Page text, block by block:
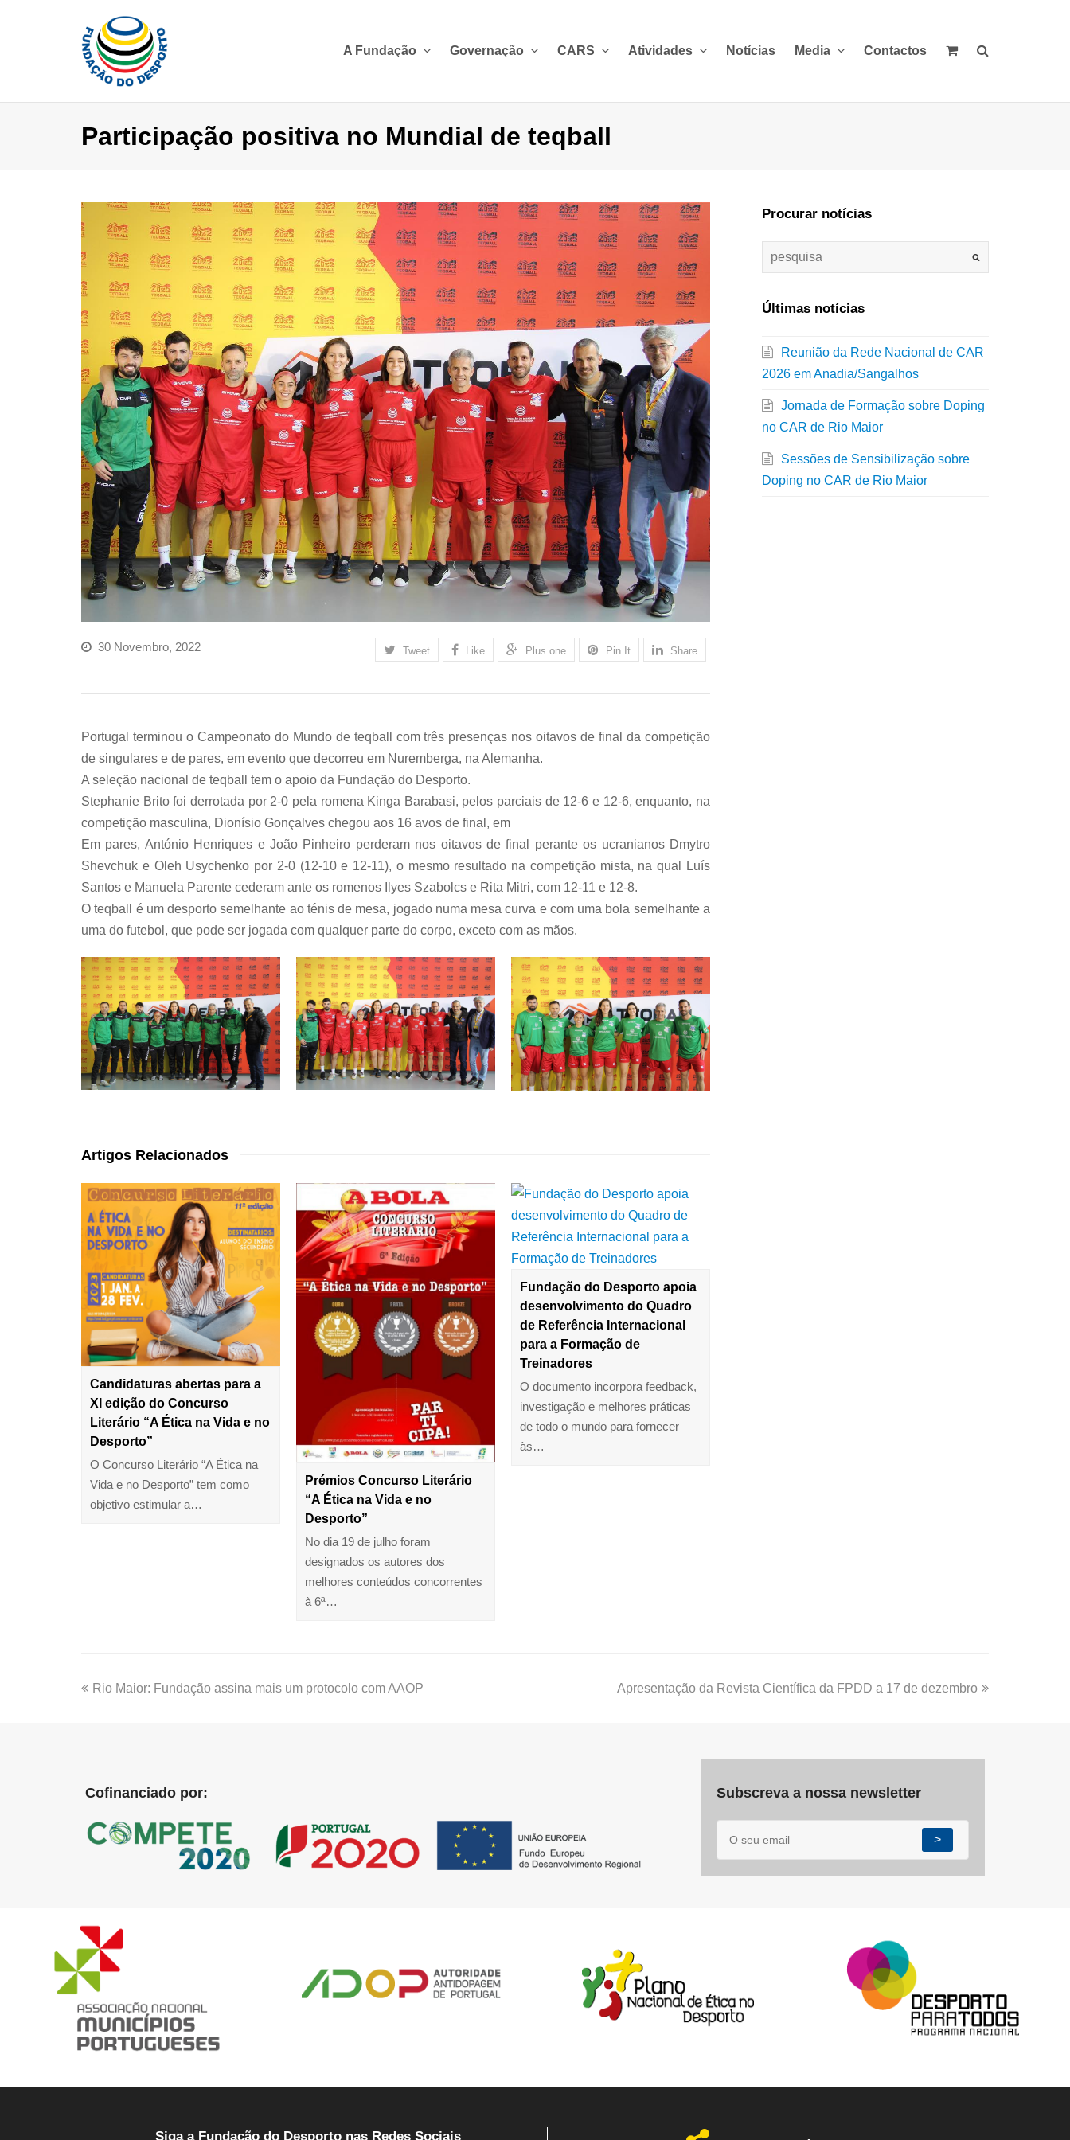
A Fundação Governação CARS Atividades Notícias Media Contactos
Participação positiva no Mundial de teqball
30 Novembro, 2022 Tweet Like Plus one Pin It Share
Portugal terminou o Campeonato do Mundo de teqball com três presenças nos oitavos de final da competição
de singulares e de pares, em evento que decorreu em Nuremberga, na Alemanha.
A seleção nacional de teqball tem o apoio da Fundação do Desporto.
Stephanie Brito foi derrotada por 2-0 pela romena Kinga Barabasi, pelos parciais de 12-6 e 12-6, enquanto, na
competição masculina, Dionísio Gonçalves chegou aos 16 avos de final, em
Em pares, António Henriques e João Pinheiro perderam nos oitavos de final perante os ucranianos Dmytro
Shevchuk e Oleh Usychenko por 2-0 (12-10 e 12-11), o mesmo resultado na competição mista, na qual Luís
Santos e Manuela Parente cederam ante os romenos Ilyes Szabolcs e Rita Mitri, com 12-11 e 12-8.
O teqball é um desporto semelhante ao ténis de mesa, jogado numa mesa curva e com uma bola semelhante a
uma do futebol, que pode ser jogada com qualquer parte do corpo, exceto com as mãos.
Artigos Relacionados
Candidaturas abertas para a
XI edição do Concurso
Literário “A Ética na Vida e no
Desporto”
O Concurso Literário “A Ética na
Vida e no Desporto” tem como
objetivo estimular a…
Prémios Concurso Literário
“A Ética na Vida e no
Desporto”
No dia 19 de julho foram
designados os autores dos
melhores conteúdos concorrentes
à 6ª…
Fundação do Desporto apoia
desenvolvimento do Quadro
de Referência Internacional
para a Formação de
Treinadores
O documento incorpora feedback,
investigação e melhores práticas
de todo o mundo para fornecer
às…
Procurar notícias
Últimas notícias
Reunião da Rede Nacional de CAR
2026 em Anadia/Sangalhos
Jornada de Formação sobre Doping
no CAR de Rio Maior
Sessões de Sensibilização sobre
Doping no CAR de Rio Maior
Apresentação da Revista Científica da FPDD a 17 de dezembro
Rio Maior: Fundação assina mais um protocolo com AAOP
Cofinanciado por: Subscreva a nossa newsletter
>
Siga a Fundação do Desporto nas Redes Sociais